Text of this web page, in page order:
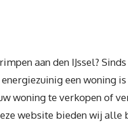
aan den IJssel?
een woning
woning te verkopen of
website bieden wij alle